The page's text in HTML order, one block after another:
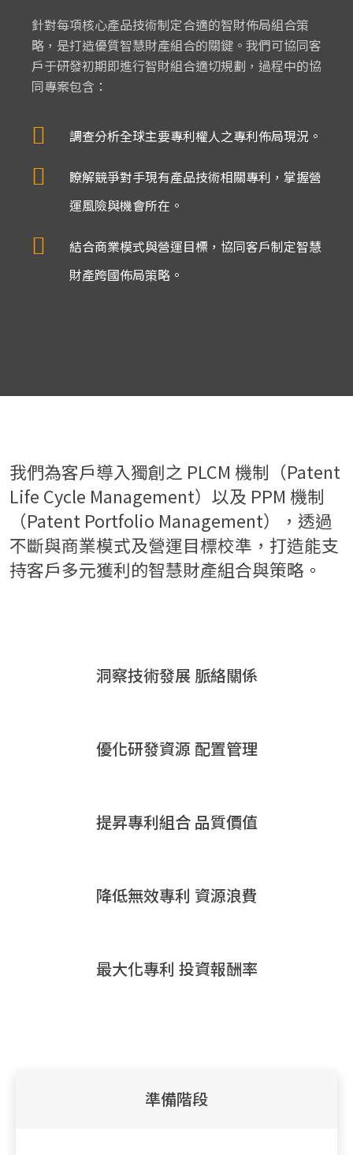
針對每項核心產品技術制定合適的智財佈局組合策
略，是打造優質智慧財產組合的關鍵。我們可協同客
戶于研發初期即進行智財組合適切規劃，過程中的協
同專案包含：
調查分析全球主要專利權人之專利佈局現況。
瞭解競爭對手現有產品技術相關專利，掌握營
運風險與機會所在。
結合商業模式與營運目標，協同客戶制定智慧
財產跨國佈局策略。
我們為客戶導入獨創之 PLCM 機制（Patent
Life Cycle Management）以及 PPM 機制
（Patent Portfolio Management），透過
不斷與商業模式及營運目標校準，打造能支
持客戶多元獲利的智慧財產組合與策略。
洞察技術發展 脈絡關係
優化研發資源 配置管理
提昇專利組合品質價值
降低無效專利 資源浪費
最大化專利 投資報酬率
準備階段